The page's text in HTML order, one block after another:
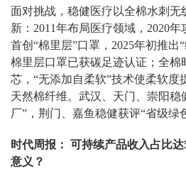
面对挑战，稳健医疗以全棉水刺无
新：2011年布局医疗领域，2020
首创“棉里层”口罩，2025年初推出
棉里层口罩已获碳足迹认证；全棉
芯，“无添加自柔软”技术使柔软度
天然棉纤维。武汉、天门、崇阳稳
厂”，荆门、嘉鱼稳健获评“省级绿
时代周报： 可持续产品收入占比
意义？